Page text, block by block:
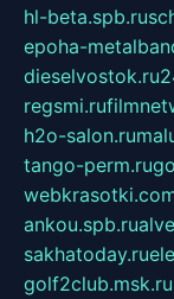
hl-beta.spb.ru
epoha-
dieselvostok.ru
regsmi.ru
h2o-salon.ru
tango-perm.ru
ankou.spb.ru
sakhatoday.ru
golf2club.msk.ru